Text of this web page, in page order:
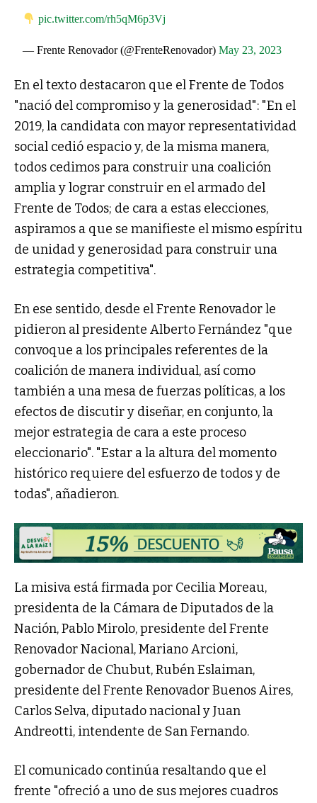
pic.twitter.com/rh5qM6p3Vj
— Frente Renovador (@FrenteRenovador)May 23, 2023
En el texto destacaron que el Frente de Todos
"nació del compromiso y la generosidad": "En el
2019, la candidata con mayor representatividad
social cedió espacio y, de la misma manera,
todos cedimos para construir una coalición
amplia y lograr construir en el armado del
Frente de Todos; de cara a estas elecciones,
aspiramos a que se manifieste el mismo espíritu
de unidad y generosidad para construir una
estrategia competitiva".
En ese sentido, desde el Frente Renovador le
pidieron al presidente Alberto Fernández "que
convoque a los principales referentes de la
coalición de manera individual, así como
también a una mesa de fuerzas políticas, a los
efectos de discutir y diseñar, en conjunto, la
mejor estrategia de cara a este proceso
eleccionario". "Estar a la altura del momento
histórico requiere del esfuerzo de todos y de
todas", añadieron.
La misiva está firmada por Cecilia Moreau,
presidenta de la Cámara de Diputados de la
Nación, Pablo Mirolo, presidente del Frente
Renovador Nacional, Mariano Arcioni,
gobernador de Chubut, Rubén Eslaiman,
presidente del Frente Renovador Buenos Aires,
Carlos Selva, diputado nacional y Juan
Andreotti, intendente de San Fernando.
El comunicado continúa resaltando que el
frente "ofreció a uno de sus mejores cuadros